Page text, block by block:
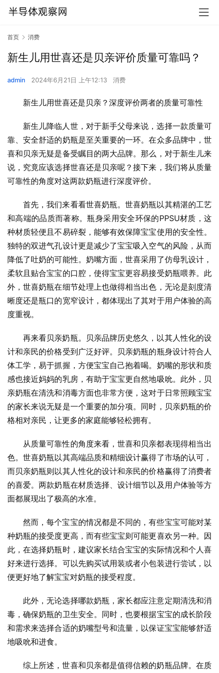
首页 消费
新生儿用世喜还是贝亲评价质量可靠吗？
admin 2024年6月21日 上午12:13 消费
新生儿用世喜还是贝亲？深度评价两者的质量可靠性
新生儿降临人世，对于新手父母来说，选择一款质量可
靠、安全舒适的奶瓶是至关重要的一环。在众多品牌中，世
喜和贝亲无疑是备受瞩目的两大品牌。那么，对于新生儿来
说，究竟应该选择世喜还是贝亲呢？接下来，我们将从质量
可靠性的角度对这两款奶瓶进行深度评价。
首先，我们来看看世喜奶瓶。世喜奶瓶以其精湛的工艺
和高端的品质而著称。瓶身采用安全环保的PPSU材质，这
种材质轻便且不易碎裂，能够有效保障宝宝使用的安全性。
独特的双进气孔设计更是减少了宝宝吸入空气的风险，从而
降低了吐奶的可能性。奶嘴方面，世喜采用了仿母乳设计，
柔软且贴合宝宝的口腔，使得宝宝更容易接受奶瓶喂养。此
外，世喜奶瓶在细节处理上也做得相当出色，无论是刻度清
晰度还是瓶口的宽窄设计，都体现出了其对于用户体验的高
度重视。
再来看贝亲奶瓶。贝亲品牌历史悠久，以其人性化的设
计和亲民的价格受到广泛好评。贝亲奶瓶的瓶身设计符合人
体工学，易于抓握，方便宝宝自己抱着喝。奶嘴的形状和质
感也接近妈妈的乳房，有助于宝宝更自然地吸吮。此外，贝
亲奶瓶在清洗和消毒方面也非常方便，这对于日常照顾宝宝
的家长来说无疑是一个重要的加分项。同时，贝亲奶瓶的价
格相对亲民，让更多的家庭能够轻松拥有。
从质量可靠性的角度来看，世喜和贝亲都表现得相当出
色。世喜奶瓶以其高端品质和精细设计赢得了市场的认可，
而贝亲奶瓶则以其人性化的设计和亲民的价格赢得了消费者
的喜爱。两款奶瓶在材质选择、设计细节以及用户体验等方
面都展现出了极高的水准。
然而，每个宝宝的情况都是不同的，有些宝宝可能对某
种奶瓶的接受度更高，而有些宝宝则可能更喜欢另一种。因
此，在选择奶瓶时，建议家长结合宝宝的实际情况和个人喜
好来进行选择。可以先购买试用装或者小包装进行尝试，以
便更好地了解宝宝对奶瓶的接受程度。
此外，无论选择哪款奶瓶，家长都应注意定期清洗和消
毒，确保奶瓶的卫生安全。同时，也要根据宝宝的成长阶段
和需求来选择合适的奶嘴型号和流量，以保证宝宝能够舒适
地吸吮和进食。
综上所述，世喜和贝亲都是值得信赖的奶瓶品牌。在质